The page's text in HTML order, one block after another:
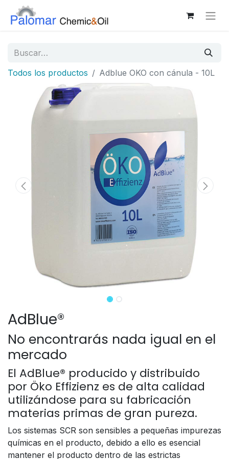
Todos los productos Adblue OKO con cánula - 10L
AdBlue®
No encontrarás nada igual en el
mercado
El AdBlue® producido y distribuido
por Öko Effizienz es de alta calidad
utilizándose para su fabricación
materias primas de gran pureza.
Los sistemas SCR son sensibles a pequeñas impurezas
químicas en el producto, debido a ello es esencial
mantener el producto dentro de las estrictas